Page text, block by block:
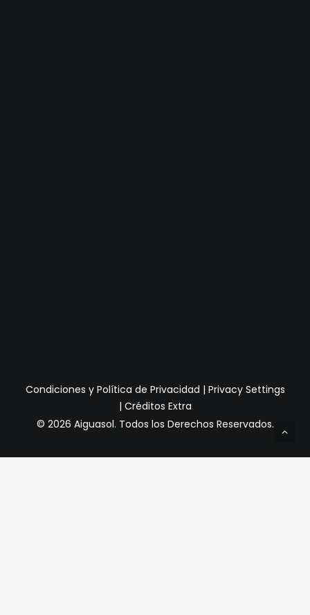
Condiciones y Política de Privacidad | Privacy Settings
| Créditos Extra
© 2026 Aiguasol. Todos los Derechos Reservados.